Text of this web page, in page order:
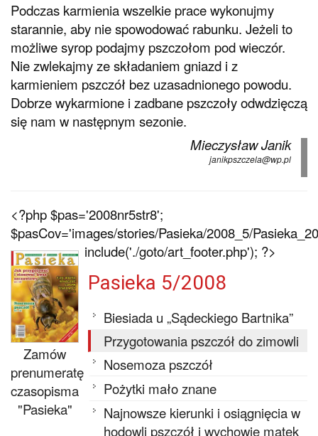
Podczas karmienia wszelkie prace wykonujmy
starannie, aby nie spowodować rabunku. Jeżeli to
możliwe syrop podajmy pszczołom pod wieczór.
Nie zwlekajmy ze składaniem gniazd i z
karmieniem pszczół bez uzasadnionego powodu.
Dobrze wykarmione i zadbane pszczoły odwdzięczą
się nam w następnym sezonie.
Mieczysław Janik
janikpszczela@wp.pl
<?php $pas='2008nr5str8';
$pasCov='images/stories/Pasieka/2008_5/
include('./goto/art_footer.php'); ?>
Zamów
prenumeratę
czasopisma
"Pasieka"
Pasieka 5/2008
Biesiada u „Sądeckiego Bartnika”
Przygotowania pszczół do zimowli
Nosemoza pszczół
Pożytki mało znane
Najnowsze kierunki i osiągnięcia w
hodowli pszczół i wychowie matek